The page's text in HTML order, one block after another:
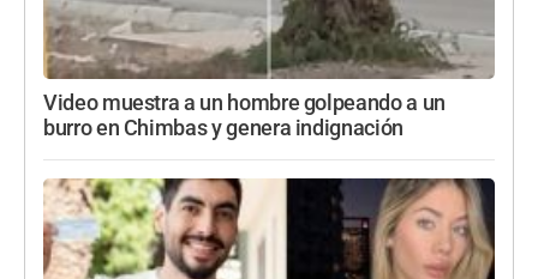
Video muestra a un hombre golpeando a un
burro en Chimbas y genera indignación